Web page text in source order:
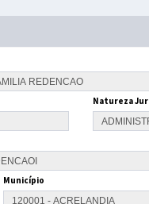
Natureza
Município